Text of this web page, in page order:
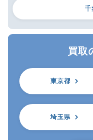
千
買取
東京都
埼玉県